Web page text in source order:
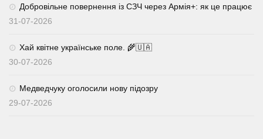
Добровільне повернення із СЗЧ через Армія+: як це працює
31-07-2026
Хай квітне українське поле. 🌾🇺🇦
30-07-2026
Медведчуку оголосили нову підозру
29-07-2026